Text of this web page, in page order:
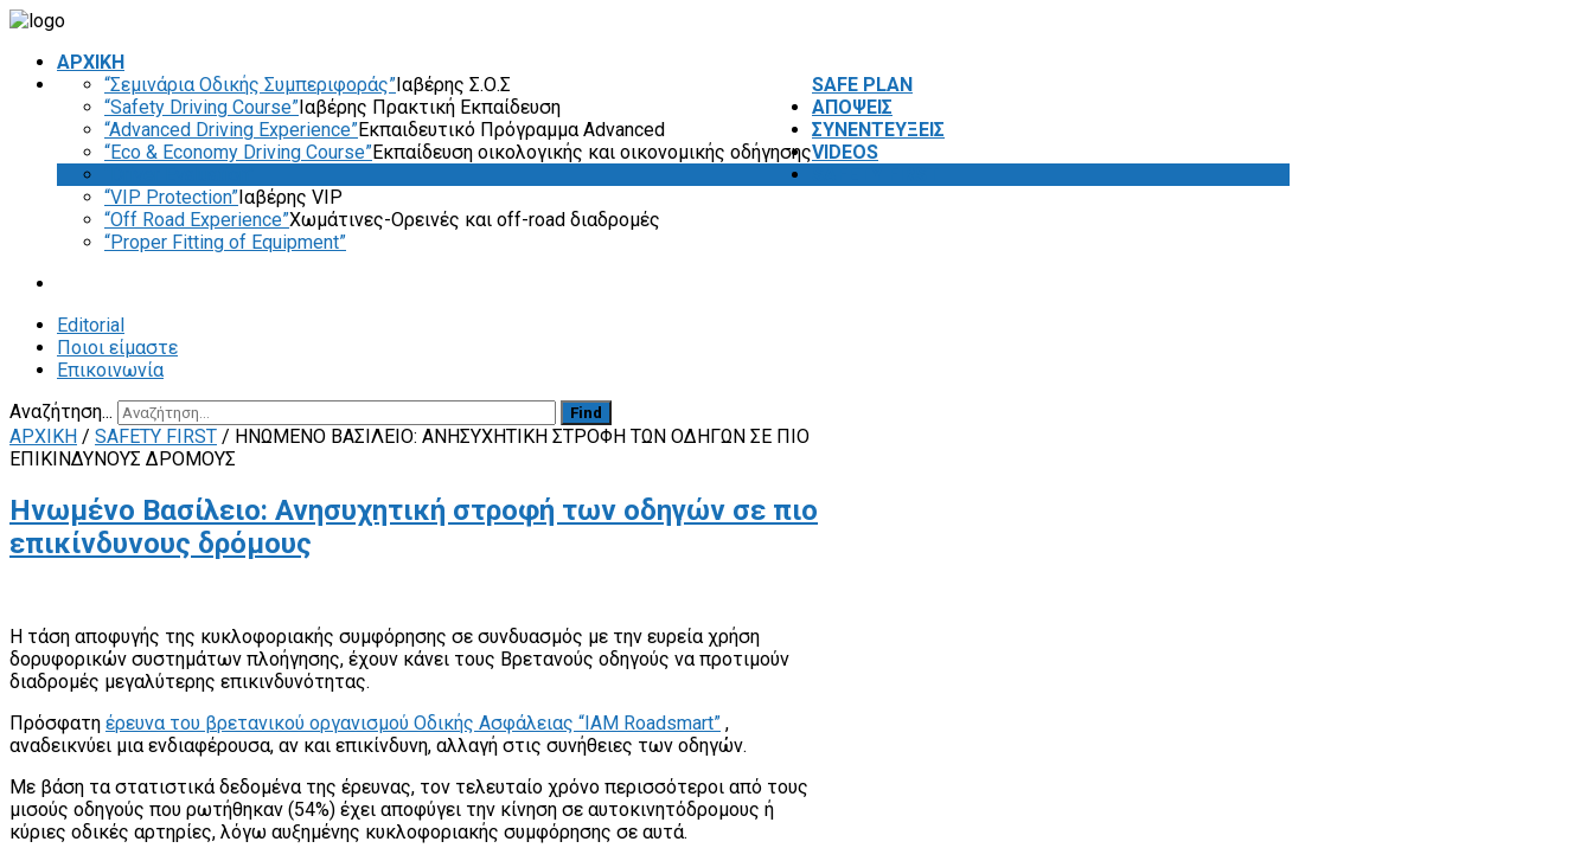
ΑΡΧΙΚΗ
SAFE PLAN
“Σεμινάρια Οδικής Συμπεριφοράς”Ιαβέρης Σ.Ο.Σ
“Safety Driving Course”Ιαβέρης Πρακτική Εκπαίδευση
“Advanced Driving Experience”Εκπαιδευτικό Πρόγραμμα Advanced
“Eco & Economy Driving Course”Εκπαίδευση οικολογικής και οικονομικής οδήγησης
“VIP Protection”Ιαβέρης VIP
“Off Road Experience”Χωμάτινες-Ορεινές και off-road διαδρομές
“Proper Fitting of Equipment”
ΑΠΟΨΕΙΣ
ΣΥΝΕΝΤΕΥΞΕΙΣ
VIDEOS
Editorial
Ποιοι είμαστε
Επικοινωνία
Αναζήτηση...
Find
ΑΡΧΙΚΗ / SAFETY FIRST / ΗΝΩΜΈΝΟ ΒΑΣΊΛΕΙΟ: ΑΝΗΣΥΧΗΤΙΚΉ ΣΤΡΟΦΉ ΤΩΝ ΟΔΗΓΏΝ ΣΕ ΠΙΟ
ΕΠΙΚΊΝΔΥΝΟΥΣ ΔΡΌΜΟΥΣ
Ηνωμένο Βασίλειο: Ανησυχητική στροφή των οδηγών σε πιο
επικίνδυνους δρόμους
Η τάση αποφυγής της κυκλοφοριακής συμφόρησης σε συνδυασμός με την ευρεία χρήση
δορυφορικών συστημάτων πλοήγησης, έχουν κάνει τους Βρετανούς οδηγούς να προτιμούν
διαδρομές μεγαλύτερης επικινδυνότητας.
Πρόσφατη έρευνα του βρετανικού οργανισμού Οδικής Ασφάλειας “IAM Roadsmart” ,
αναδεικνύει μια ενδιαφέρουσα, αν και επικίνδυνη, αλλαγή στις συνήθειες των οδηγών.
Με βάση τα στατιστικά δεδομένα της έρευνας, τον τελευταίο χρόνο περισσότεροι από τους
μισούς οδηγούς που ρωτήθηκαν (54%) έχει αποφύγει την κίνηση σε αυτοκινητόδρομους ή
κύριες οδικές αρτηρίες, λόγω αυξημένης κυκλοφοριακής συμφόρησης σε αυτά.